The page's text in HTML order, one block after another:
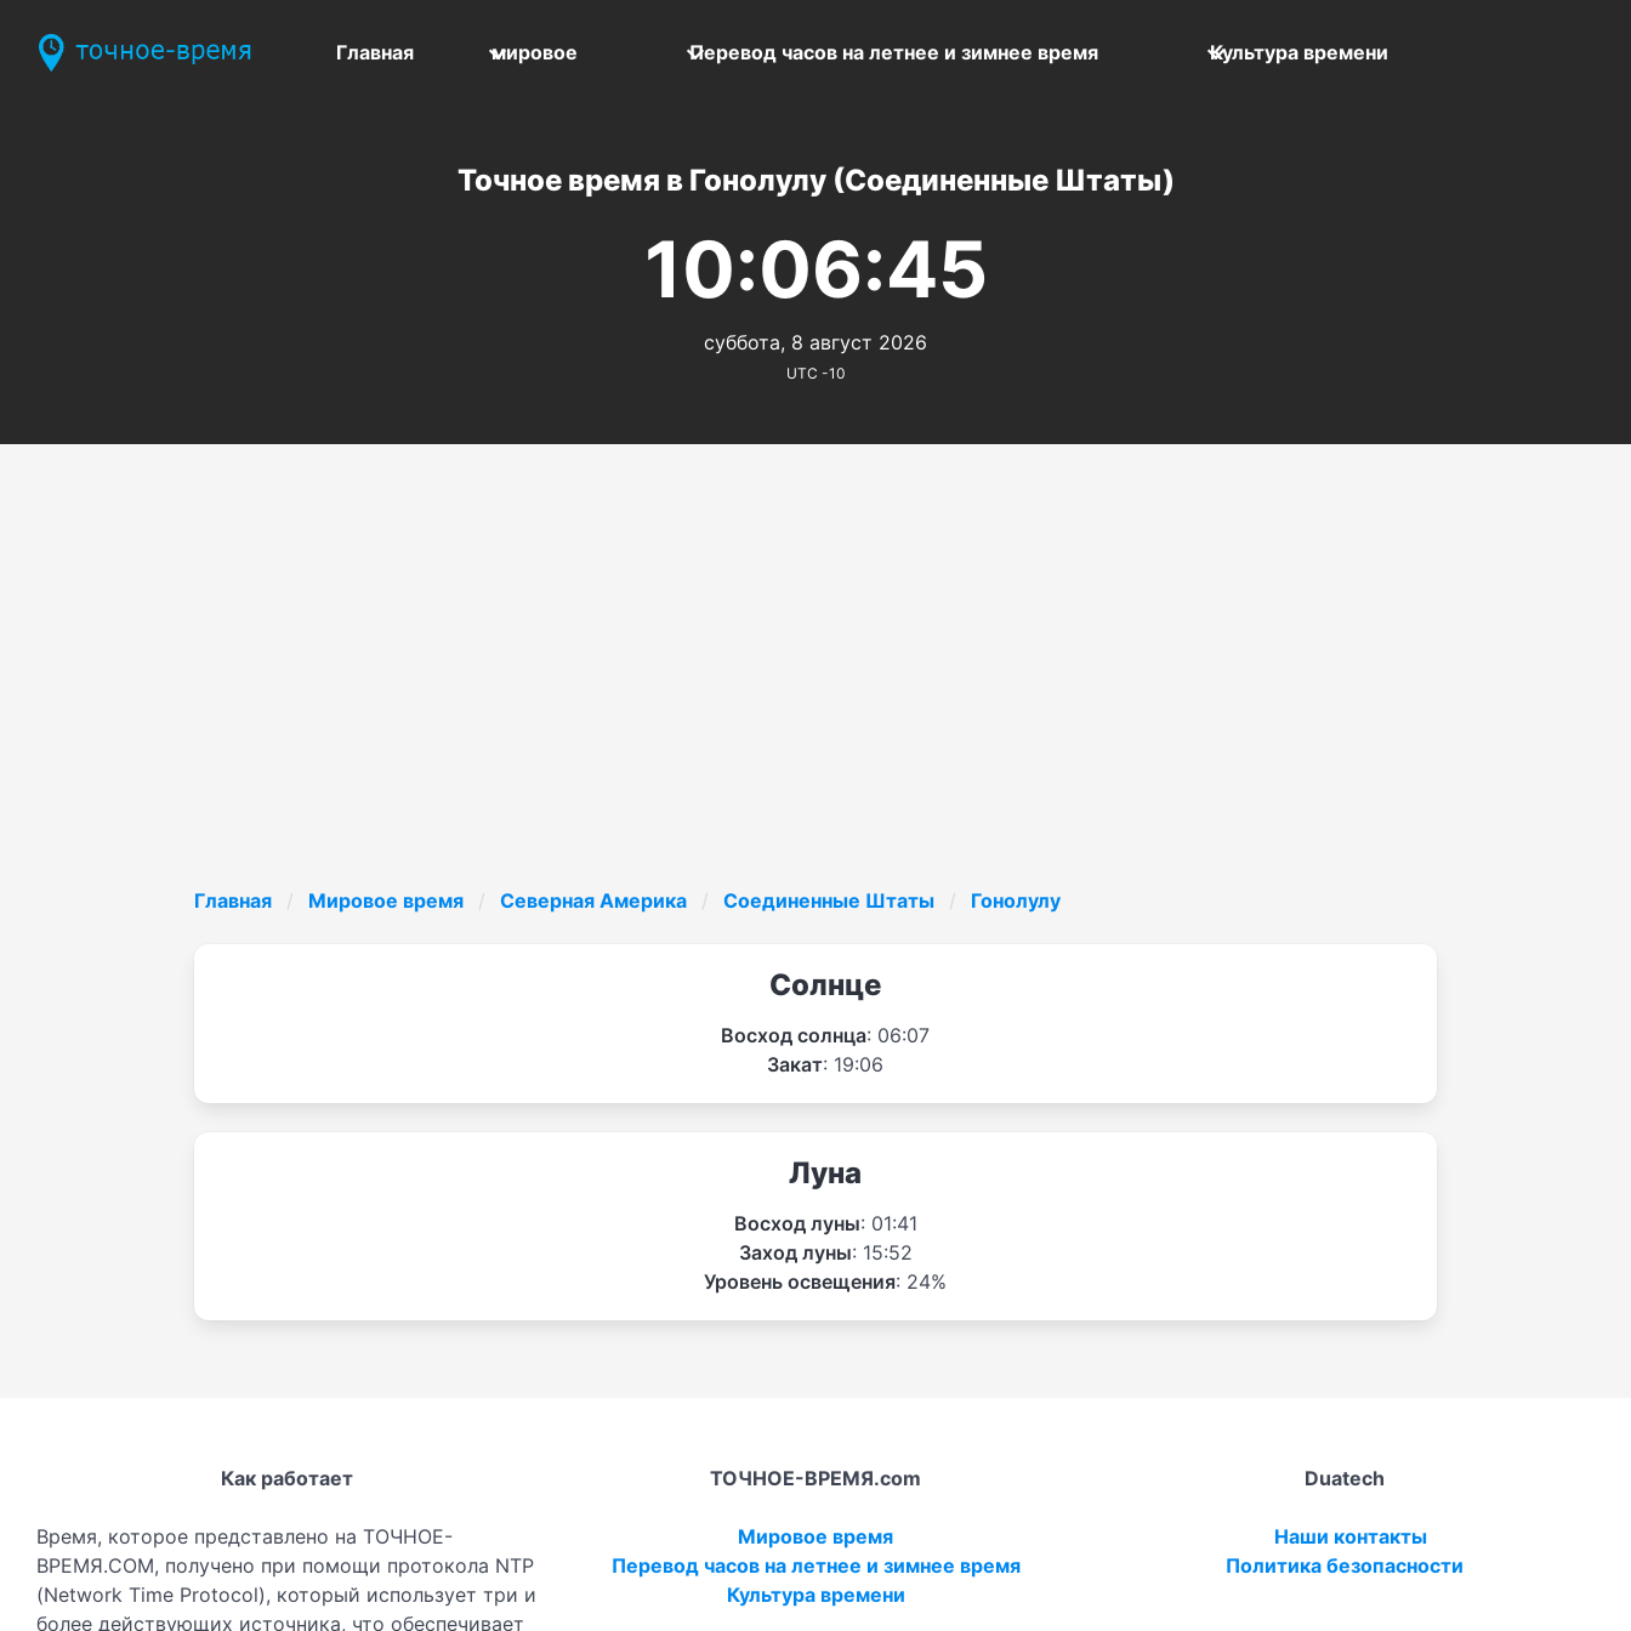
Главная мировое Перевод часов на летнее и зимнее время Культура времени
Точное время в Гонолулу (Соединенные Штаты)
10:06:45
суббота, 8 август 2026
UTC -10
Главная Мировое время Северная Америка Соединенные Штаты Гонолулу
Солнце
Восход солнца: 06:07
Закат: 19:06
Луна
Восход луны: 01:41
Заход луны: 15:52
Уровень освещения: 24%
Как работает
Время, которое представлено на ТОЧНОЕ-
ВРЕМЯ.COM, получено при помощи протокола NTP
(Network Time Protocol), который использует три и
более действующих источника, что обеспечивает
ТОЧНОЕ-ВРЕМЯ.com
Мировое время
Перевод часов на летнее и зимнее время
Культура времени
Duatech
Наши контакты
Политика безопасности